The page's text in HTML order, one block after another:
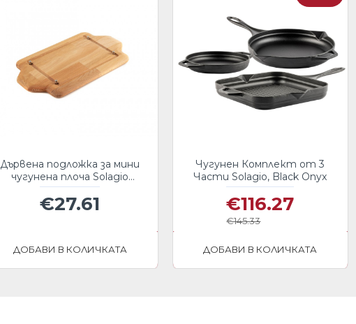
Дървена подложка за мини
чугунена плоча Solagio
HSDDHP1522
€27.61
ДОБАВИ В КОЛИЧКАТА
Чугунен Комплект от 3
Части Solagio, Black Onyx
€116.27
€145.33
ДОБАВИ В КОЛИЧКАТА